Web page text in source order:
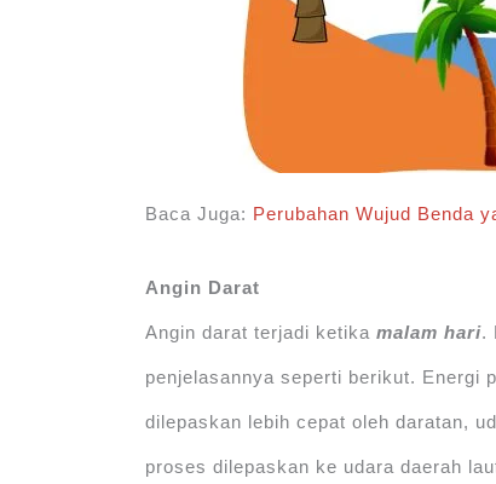
Baca Juga: Perubahan Wujud Benda
Angin Darat
Angin darat terjadi ketikamalam hari.
penjelasannya seperti berikut. Energi
dilepaskan lebih cepat oleh daratan,
proses dilepaskan ke udara daerah